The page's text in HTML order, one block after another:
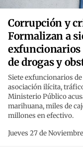
Corrupción y
Formalizan a
exfuncionarios
de drogas y
Siete exfuncionarios
asociación ilícita,
Ministerio Público
marihuana, miles de
millones en efectivo.
Jueves 27 de